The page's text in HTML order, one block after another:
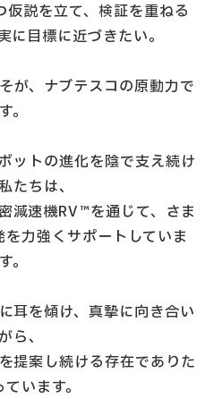
説を立て、検証を重ねる
に目標に近づきたい。
が、ナブテスコの原動力で
す。
ットの進化を陰で支え続け
たちは、
減速機RV™を通じて、さま
力強くサポートしていま
す。
耳を傾け、真摯に向き合い
ら、
提案し続ける存在でありた
います。